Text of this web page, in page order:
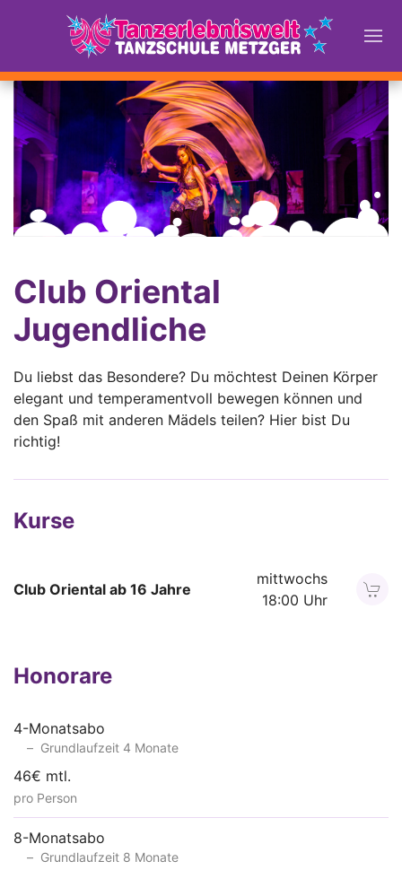
Club Oriental
Jugendliche
Du liebst das Besondere? Du möchtest Deinen Körper
elegant und temperamentvoll bewegen können und
den Spaß mit anderen Mädels teilen? Hier bist Du
richtig!
Kurse
Club Oriental ab 16 Jahre
mittwochs
18:00 Uhr
Honorare
4-Monatsabo
Grundlaufzeit 4 Monate
46€ mtl.
pro Person
8-Monatsabo
Grundlaufzeit 8 Monate